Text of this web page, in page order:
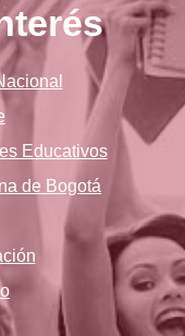
Educativos
de Bogotá